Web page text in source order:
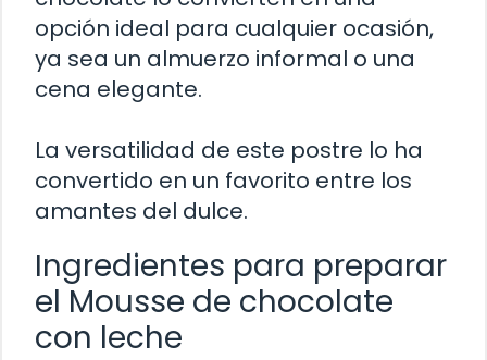
opción ideal para cualquier ocasión,
ya sea un almuerzo informal o una
cena elegante.
La versatilidad de este postre lo ha
convertido en un favorito entre los
amantes del dulce.
Ingredientes para preparar
el Mousse de chocolate
con leche